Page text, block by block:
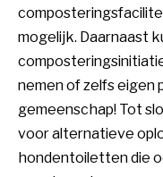
mogelijk. Daarnaast
nemen of zelfs
gemeenschap! Tot
voor alternatieve
hondentoiletten die